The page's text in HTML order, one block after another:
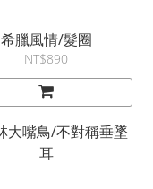
希臘風情/髮圈
NT$890